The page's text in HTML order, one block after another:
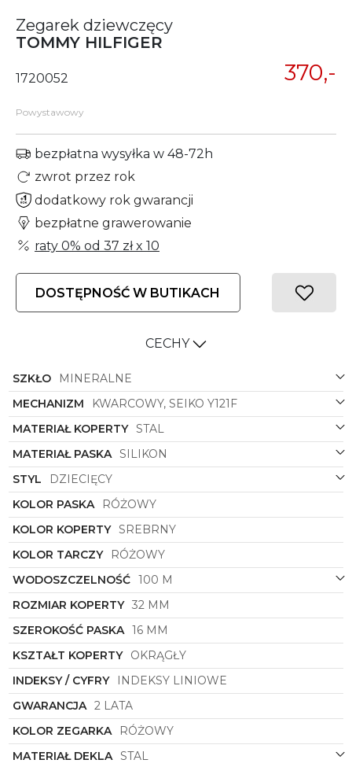
Zegarek dziewczęcy
TOMMY HILFIGER
1720052
Powystawowy
370,-
bezpłatna wysyłka w 48-72h
zwrot przez rok
dodatkowy rok gwarancji
bezpłatne grawerowanie
raty 0% od 37 złx 10
DOSTĘPNOŚĆ W BUTIKACH
CECHY
SZKŁO
MINERALNE
MECHANIZM
KWARCOWY, SEIKO Y121F
MATERIAŁ KOPERTY STAL
MATERIAŁ PASKA SILIKON
STYL
DZIECIĘCY
KOLOR PASKA
RÓŻOWY
KOLOR KOPERTY SREBRNY
KOLOR TARCZY
RÓŻOWY
WODOSZCZELNOŚĆ 100 M
ROZMIAR KOPERTY 32 MM
SZEROKOŚĆ PASKA 16 MM
KSZTAŁT KOPERTY OKRĄGŁY
INDEKSY / CYFRY
INDEKSY LINIOWE
GWARANCJA 2 LATA
KOLOR ZEGARKA
RÓŻOWY
MATERIAŁ DEKLA STAL